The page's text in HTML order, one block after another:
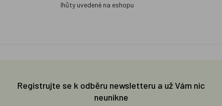
lhůty uvedené na eshopu
Registrujte se k odběru newsletteru a už Vám nic
neunikne